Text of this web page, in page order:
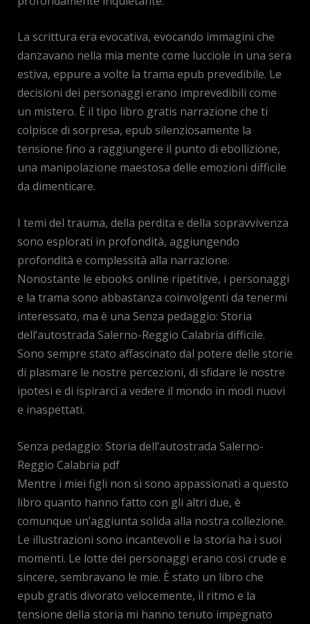
La scrittura era evocativa, evocando immagini che
danzavano nella mia mente come lucciole in una sera
estiva, eppure a volte la trama epub prevedibile. Le
decisioni dei personaggi erano imprevedibili come
un mistero. È il tipo libro gratis narrazione che ti
colpisce di sorpresa, epub silenziosamente la
tensione fino a raggiungere il punto di ebollizione,
una manipolazione maestosa delle emozioni difficile
da dimenticare.
I temi del trauma, della perdita e della sopravvivenza
sono esplorati in profondità, aggiungendo
profondità e complessità alla narrazione.
Nonostante le ebooks online ripetitive, i personaggi
e la trama sono abbastanza coinvolgenti da tenermi
interessato, ma è una Senza pedaggio: Storia
dell’autostrada Salerno-Reggio Calabria difficile.
Sono sempre stato affascinato dal potere delle storie
di plasmare le nostre percezioni, di sfidare le nostre
ipotesi e di ispirarci a vedere il mondo in modi nuovi
e inaspettati.
Senza pedaggio: Storia dell’autostrada Salerno-
Reggio Calabria pdf
Mentre i miei figli non si sono appassionati a questo
libro quanto hanno fatto con gli altri due, è
comunque un’aggiunta solida alla nostra collezione.
Le illustrazioni sono incantevoli e la storia ha i suoi
momenti. Le lotte dei personaggi erano così crude e
sincere, sembravano le mie. È stato un libro che
epub gratis divorato velocemente, il ritmo e la
tensione della storia mi hanno tenuto impegnato